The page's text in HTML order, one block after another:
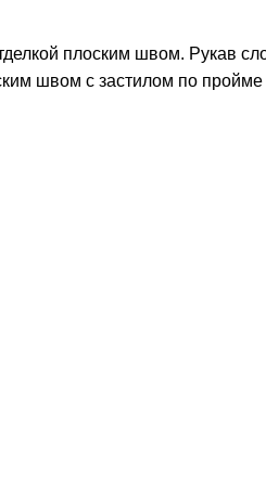
плоским швом. Рукав
швом с застилом по